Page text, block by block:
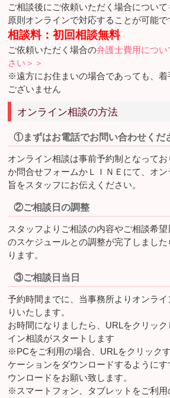
ご相談後にご依頼いただく場合につい
原則オンラインで対応することが可能で
相談料：初回相談無料
ご依頼いただく場合の弁護士費用につ
さい＞＞
※遠方にお住まいの場合であっても、着
ございません
オンライン相談の方法
①まずはお電話でお問い合わせくだ
オンライン相談は事前予約制となって
か問合せフォームかＬＩＮＥにて、オ
旨をスタッフにお伝えください。
②ご相談日の調整
スタッフよりご相談の内容やご相談希
のスケジュールとの調整が完了しまし
ります。
③ご相談日当日
予約時間までに、当事務所よりオンラ
りいたします。
お時間になりましたら、URLをクリッ
イン相談がスタートします
※PCをご利用の場合、URLをクリック
ケーションをダウンロードするように
ウンロードをお願い致します。
※スマートフォン、タブレットをご利